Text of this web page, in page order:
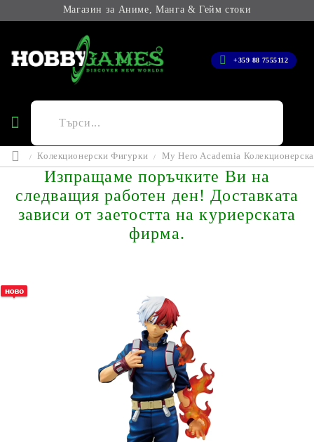
Магазин за Аниме, Манга & Гейм стоки
+359 88 7555112
Колекционерски Фигурки My Hero Academia
Изпращаме поръчките Ви на
следващия работен ден! Доставката
зависи от заетостта на куриерската
фирма.